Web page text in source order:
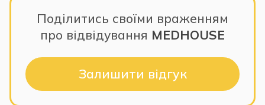
Поділитись своїми враженням
про відвідування MEDHOUSE
Залишити відгук